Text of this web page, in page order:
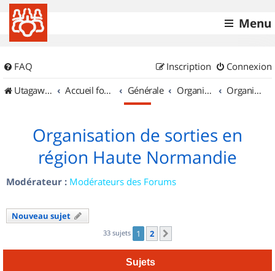
Menu
FAQ Connexion
Inscription
UtagawaVTT (Randos VTT et VTTAE avec traces GPS)
Accueil forum Générale Organisation de sorties & Recherche de partenaires Organisation de sorties en région Haute Normandie
Organisation de sorties en
région Haute Normandie
Modérateur : Modérateurs des Forums
Nouveau sujet
33 sujets 1 2
Sujets